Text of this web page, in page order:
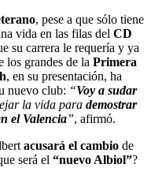
, pese a que sólo tiene
vida en las filas del CD
su carrera le requería y ya
los grandes de la Primera
, en su presentación, ha
nuevo club: “Voy a sudar
la vida para demostrar
el Valencia”, afirmó.
acusará el cambiode
será el “nuevo Albiol”?